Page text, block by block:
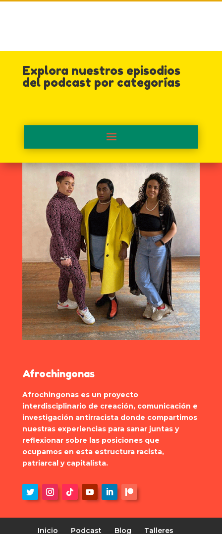
Explora nuestros episodios
del podcast por categorías
Afrochingonas
Afrochingonas es un proyecto
interdisciplinario de creación, comunicación e
investigación antirracista donde compartimos
nuestras experiencias para sanar juntas y
reflexionar sobre las posiciones que
ocupamos en esta estructura racista,
patriarcal y capitalista.
Inicio Podcast Blog Talleres